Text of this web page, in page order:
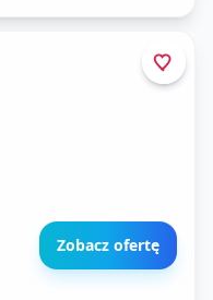
Zobacz ofertę